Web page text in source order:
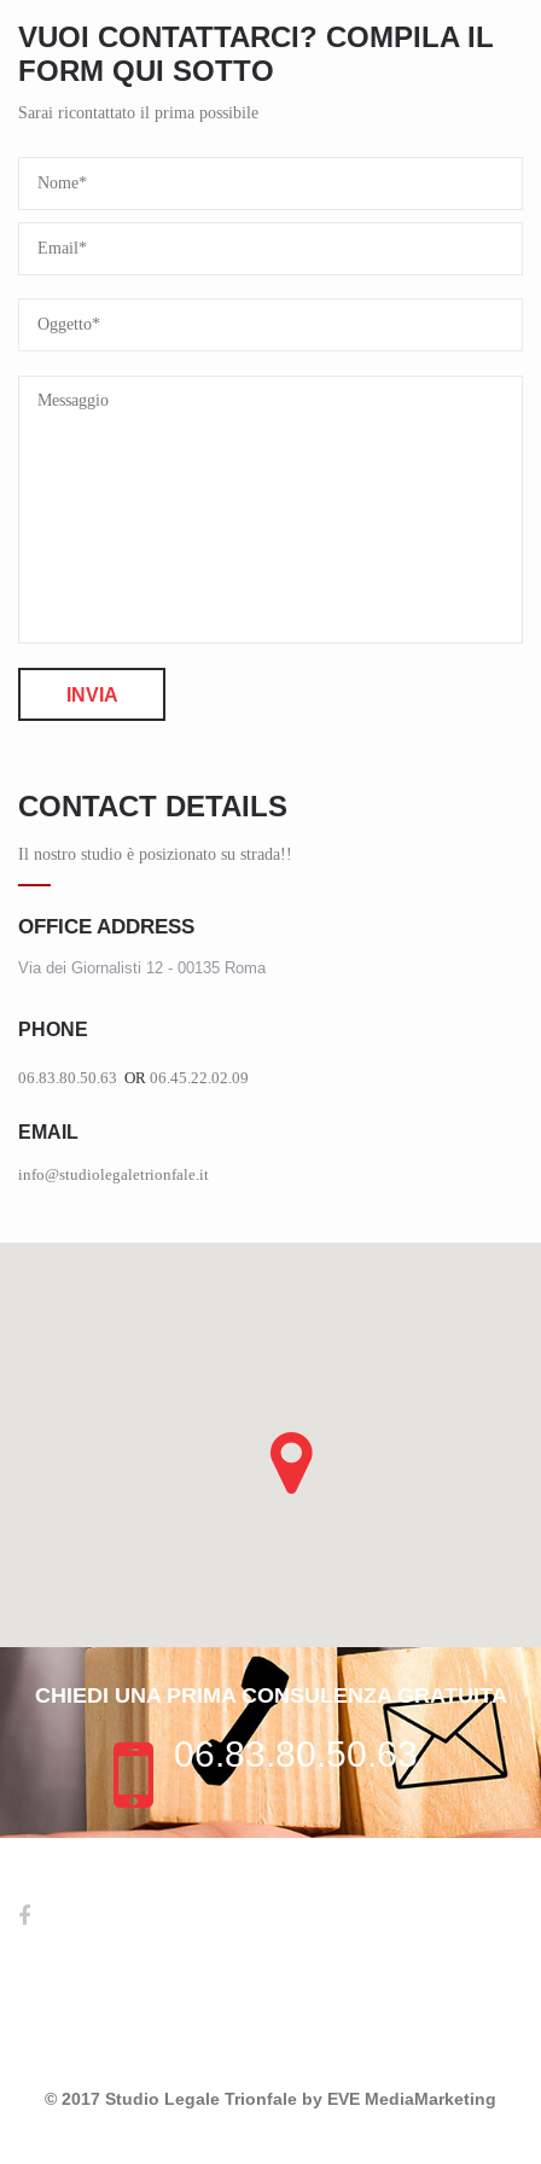
VUOI CONTATTARCI? COMPILA IL
FORM QUI SOTTO
Sarai ricontattato il prima possibile
CONTACT DETAILS
Il nostro studio è posizionato su strada!!
OFFICE ADDRESS
Via dei Giornalisti 12 - 00135 Roma
PHONE
06.83.80.50.63 OR 06.45.22.02.09
EMAIL
info@studiolegaletrionfale.it
CHIEDI UNA PRIMA CONSULENZA GRATUITA
06.83.80.50.63
© 2017 Studio Legale Trionfale by EVE MediaMarketing